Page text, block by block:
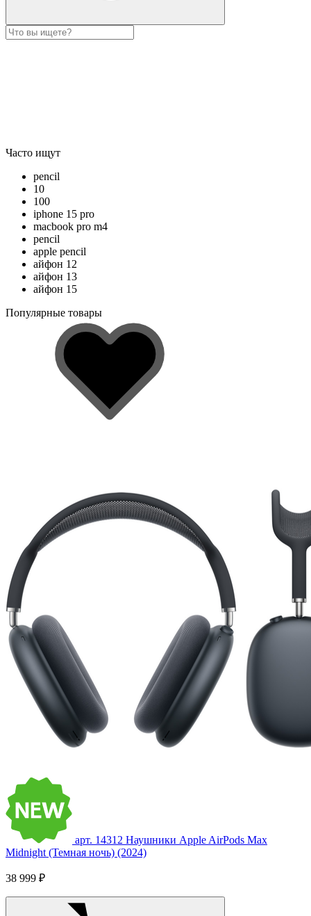
Часто ищут
pencil
10
100
iphone 15 pro
macbook pro m4
pencil
apple pencil
айфон 12
айфон 13
айфон 15
Популярные товары
арт. 14312 Наушники Apple AirPods Max
Midnight (Темная ночь) (2024)
38 999 ₽